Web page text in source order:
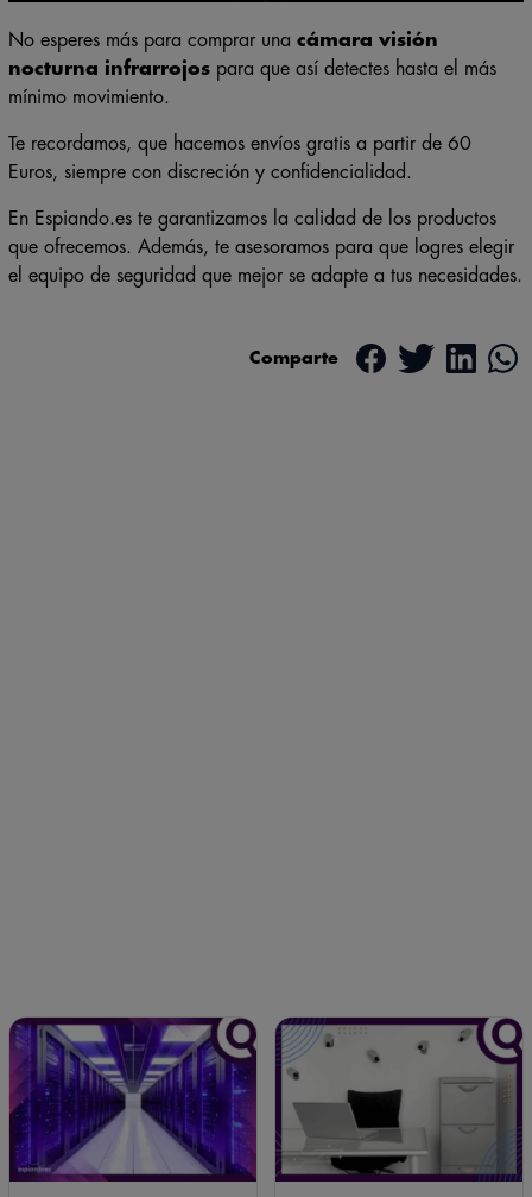
No esperes más para comprar una cámara visión
nocturna infrarrojospara que así detectes hasta el más
mínimo movimiento.
Te recordamos, que hacemos envíos gratis a partir de 60
Euros, siempre con discreción y confidencialidad.
En Espiando.es te garantizamos la calidad de los productos
que ofrecemos. Además, te asesoramos para que logres elegir
el equipo de seguridad que mejor se adapte a tus necesidades.
Comparte